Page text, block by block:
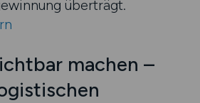
überträgt.
machen –